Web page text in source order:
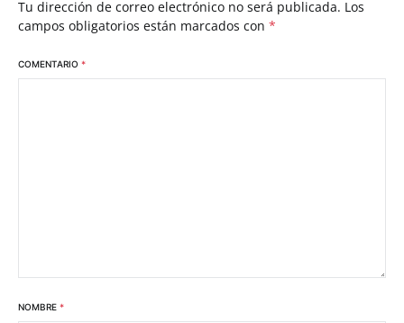
Tu dirección de correo electrónico no será publicada. Los
campos obligatorios están marcados con *
COMENTARIO *
NOMBRE *